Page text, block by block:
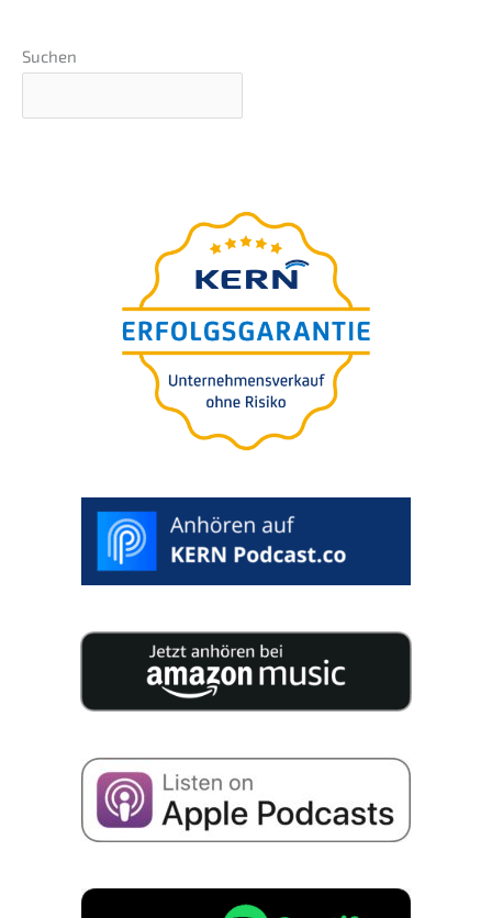
Suchen
przewod­nik
uniwer­sal­nyna sukces­ję
Państ­wa firmy
so­waną wiedzę na temat sukces­ji w Twojej firmie.
następst­wie firmy zgodnie zPolity­ką prywat­ności